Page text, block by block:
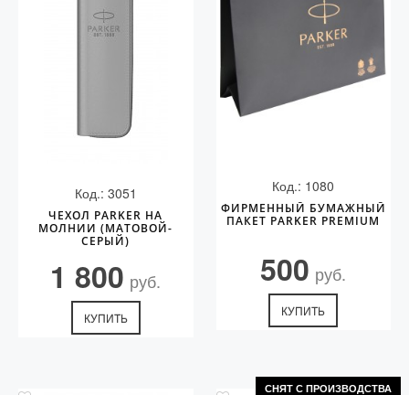
Код.: 3051
ЧЕХОЛ PARKER НА
МОЛНИИ (МАТОВОЙ-
СЕРЫЙ)
1 800 руб.
КУПИТЬ
Код.: 1080
ФИРМЕННЫЙ БУМАЖНЫЙ
ПАКЕТ PARKER PREMIUM
500 руб.
КУПИТЬ
СНЯТ С ПРОИЗВОДСТВА